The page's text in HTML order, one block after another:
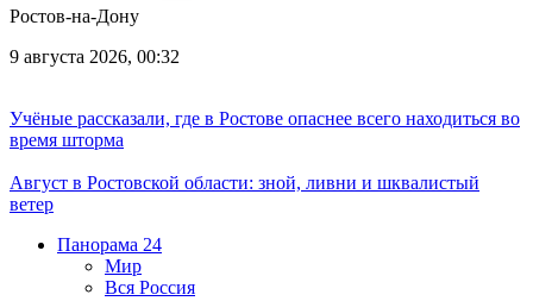
Ростов-на-Дону
9 августа 2026, 00:32
Учёные рассказали, где в Ростове опаснее всего находиться во
время шторма
Август в Ростовской области: зной, ливни и шквалистый
ветер
Панорама 24
Мир
Вся Россия